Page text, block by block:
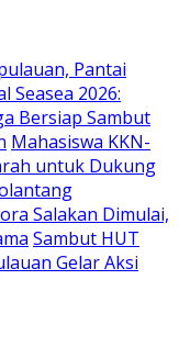
Pantai
Seasea 2026:
Bersiap Sambut
Mahasiswa KKN-
untuk Dukung
Salakan Dimulai,
Sambut HUT
Gelar Aksi